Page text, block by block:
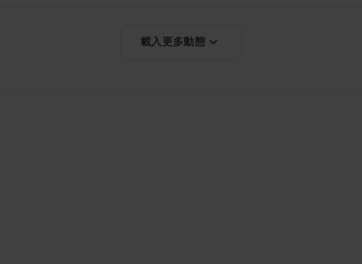
載入更多動態